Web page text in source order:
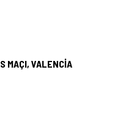
MAÇI, VALENCIA